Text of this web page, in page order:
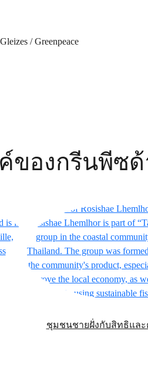
ของกรีนพีซ
ชุมชนชายฝั่งกับสิทธิและ